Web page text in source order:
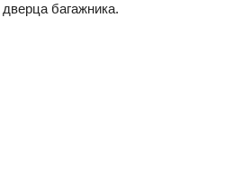
багажника.